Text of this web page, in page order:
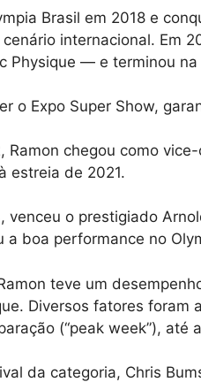
Brasil em 2018 e
internacional. Em
Physique — e terminou
o Expo Super Show,
Ramon chegou como
estreia de 2021.
venceu o prestigiado
a boa performance no
teve um
Diversos fatores
(“peak week”),
da categoria, Chris